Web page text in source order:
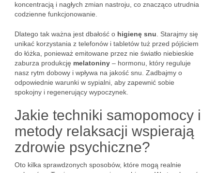
koncentracją i nagłych zmian nastroju, co znacząco utrudnia
codzienne funkcjonowanie.
Dlatego tak ważna jest dbałość o higienę snu . Starajmy się
unikać korzystania z telefonów i tabletów tuż przed pójściem
do łóżka, ponieważ emitowane przez nie światło niebieskie
zaburza produkcję melatoniny – hormonu, który reguluje
nasz rytm dobowy i wpływa na jakość snu. Zadbajmy o
odpowiednie warunki w sypialni, aby zapewnić sobie
spokojny i regenerujący wypoczynek.
Jakie techniki samopomocy i
metody relaksacji wspierają
zdrowie psychiczne?
Oto kilka sprawdzonych sposobów, które mogą realnie